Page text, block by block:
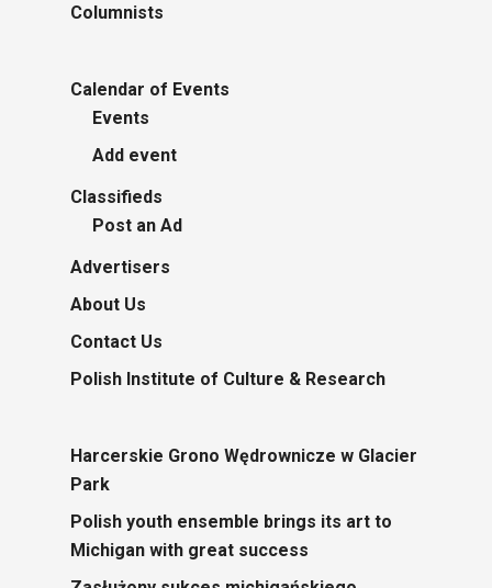
Columnists
Calendar of Events
Events
Add event
Classifieds
Post an Ad
Advertisers
About Us
Contact Us
Polish Institute of Culture & Research
Harcerskie Grono Wędrownicze w Glacier
Park
Polish youth ensemble brings its art to
Michigan with great success